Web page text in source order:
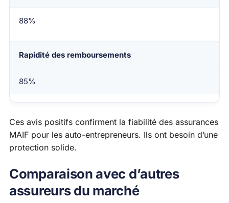
88%
Rapidité des remboursements
85%
Ces avis positifs confirment la fiabilité des assurances
MAIF pour les auto-entrepreneurs. Ils ont besoin d’une
protection solide.
Comparaison avec d’autres
assureurs du marché